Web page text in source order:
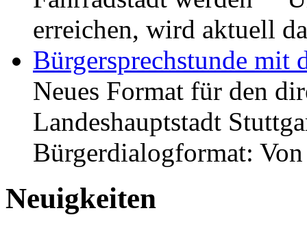
erreichen, wird aktuell
Bürgersprechstunde mit
Neues Format für den
Landeshauptstadt
Bürgerdialogformat:
Neuigkeiten